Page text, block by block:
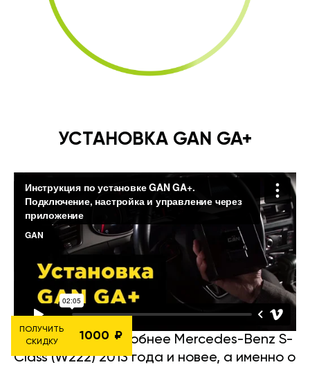
УСТАНОВКА GAN GA+
Рассмотрим подробнее Mercedes-Benz S-
Class (W222) 2013 года и новее, а именно о
ПОЛУЧИТЬ
СКИДКУ
1000